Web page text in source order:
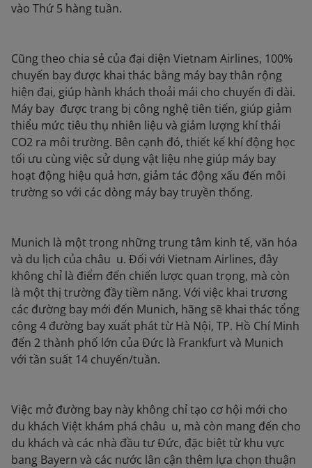
vào Thứ 5 hàng tuần.
Cũng theo chia sẻ của đại diện Vietnam Airlines, 100%
chuyến bay được khai thác bằng máy bay thân rộng
hiện đại, giúp hành khách thoải mái cho chuyến đi dài.
Máy bay được trang bị công nghệ tiên tiến, giúp giảm
thiểu mức tiêu thụ nhiên liệu và giảm lượng khí thải
CO2 ra môi trường. Bên cạnh đó, thiết kế khí động học
tối ưu cùng việc sử dụng vật liệu nhẹ giúp máy bay
hoạt động hiệu quả hơn, giảm tác động xấu đến môi
trường so với các dòng máy bay truyền thống.
Munich là một trong những trung tâm kinh tế, văn hóa
và du lịch của châu u. Đối với Vietnam Airlines, đây
không chỉ là điểm đến chiến lược quan trọng, mà còn
là một thị trường đầy tiềm năng. Với việc khai trương
các đường bay mới đến Munich, hãng sẽ khai thác tổng
cộng 4 đường bay xuất phát từ Hà Nội, TP. Hồ Chí Minh
đến 2 thành phố lớn của Đức là Frankfurt và Munich
với tần suất 14 chuyến/tuần.
Việc mở đường bay này không chỉ tạo cơ hội mới cho
du khách Việt khám phá châu u, mà còn mang đến cho
du khách và các nhà đầu tư Đức, đặc biệt từ khu vực
bang Bayern và các nước lân cận thêm lựa chọn thuận